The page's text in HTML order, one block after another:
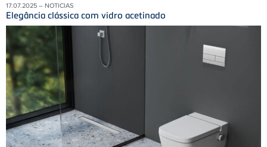
17.07.2025 – NOTICIAS
Elegância clássica com vidro acetinado